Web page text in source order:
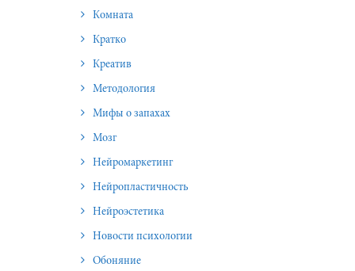
Комната
Кратко
Креатив
Методология
Мифы о запахах
Мозг
Нейромаркетинг
Нейропластичность
Нейроэстетика
Новости психологии
Обоняние